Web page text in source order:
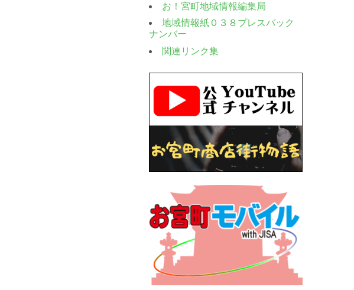
お！宮町地域情報編集局
地域情報紙０３８プレスバック
ナンバー
関連リンク集